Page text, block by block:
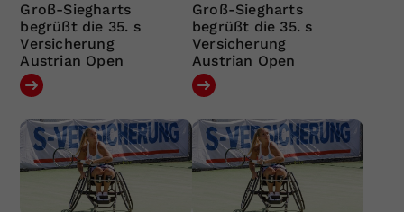
Groß-Siegharts
begrüßt die 35. s
Versicherung
Austrian Open
Groß-Siegharts
begrüßt die 35. s
Versicherung
Austrian Open